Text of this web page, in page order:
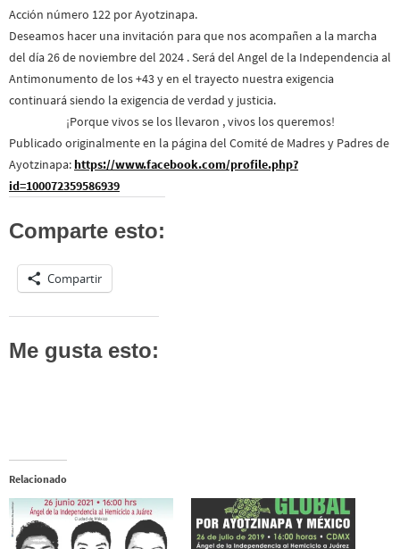
Acción número 122 por Ayotzinapa.
Deseamos hacer una invitación para que nos acompañen a la marcha
del día 26 de noviembre del 2024 . Será del Angel de la Independencia al
Antimonumento de los +43 y en el trayecto nuestra exigencia
continuará siendo la exigencia de verdad y justicia.
¡Porque vivos se los llevaron , vivos los queremos!
Publicado originalmente en la página del Comité de Madres y Padres de
Ayotzinapa: https://www.facebook.com/profile.php?
id=100072359586939
Comparte esto:
Compartir
Me gusta esto:
Relacionado